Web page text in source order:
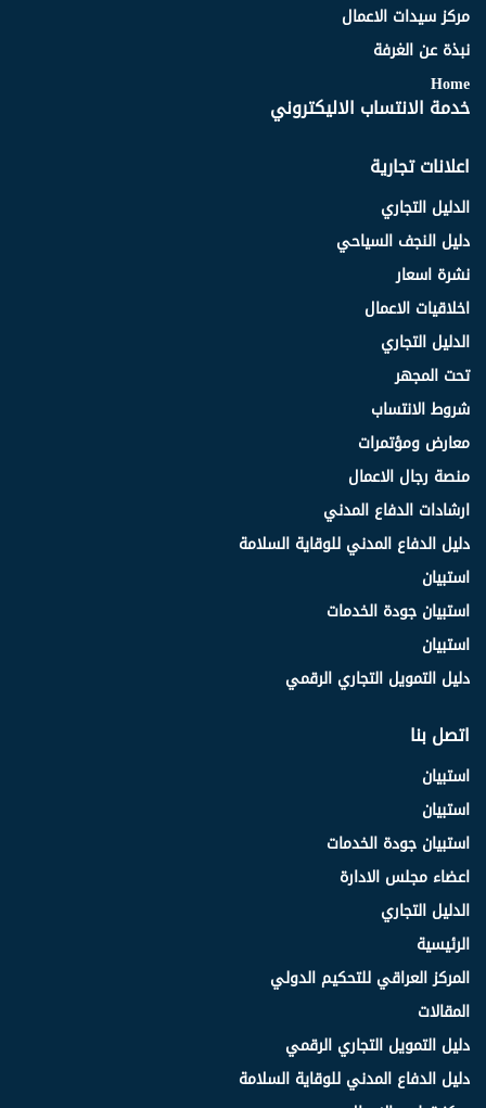
مركز سيدات الاعمال
نبذة عن الغرفة
Home
خدمة الانتساب الاليكتروني
اعلانات تجارية
الدليل التجاري
دليل النجف السياحي
نشرة اسعار
اخلاقيات الاعمال
الدليل التجاري
تحت المجهر
شروط الانتساب
معارض ومؤتمرات
منصة رجال الاعمال
ارشادات الدفاع المدني
دليل الدفاع المدني للوقاية السلامة
استبيان
استبيان جودة الخدمات
استبيان
دليل التمويل التجاري الرقمي
اتصل بنا
استبيان
استبيان
استبيان جودة الخدمات
اعضاء مجلس الادارة
الدليل التجاري
الرئيسية
المركز العراقي للتحكيم الدولي
المقالات
دليل التمويل التجاري الرقمي
دليل الدفاع المدني للوقاية السلامة